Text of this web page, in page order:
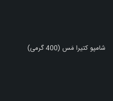
شامپو کتیرا مَس (400 گرمی)